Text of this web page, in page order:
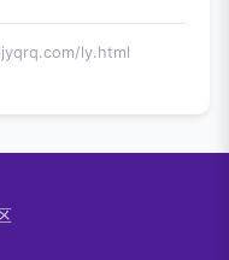
ly.html